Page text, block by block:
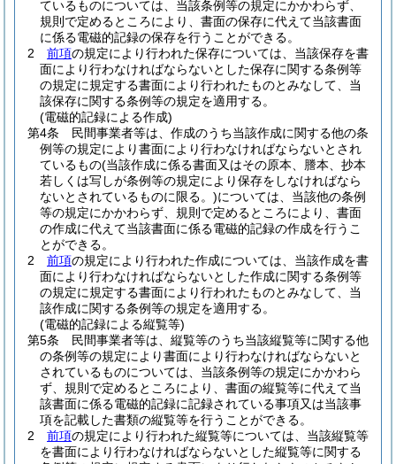
ているものについては、当該条例等の規定にかかわらず、
規則で定めるところにより、書面の保存に代えて当該書面
に係る電磁的記録の保存を行うことができる。
2
前項の規定により行われた保存については、当該保存を書
面により行わなければならないとした保存に関する条例等
の規定に規定する書面により行われたものとみなして、当
該保存に関する条例等の規定を適用する。
(電磁的記録による作成)
第4条
民間事業者等は、作成のうち当該作成に関する他の条
例等の規定により書面により行わなければならないとされ
ているもの(当該作成に係る書面又はその原本、謄本、抄本
若しくは写しが条例等の規定により保存をしなければなら
ないとされているものに限る。)については、当該他の条例
等の規定にかかわらず、規則で定めるところにより、書面
の作成に代えて当該書面に係る電磁的記録の作成を行うこ
とができる。
2
前項の規定により行われた作成については、当該作成を書
面により行わなければならないとした作成に関する条例等
の規定に規定する書面により行われたものとみなして、当
該作成に関する条例等の規定を適用する。
(電磁的記録による縦覧等)
第5条
民間事業者等は、縦覧等のうち当該縦覧等に関する他
の条例等の規定により書面により行わなければならないと
されているものについては、当該条例等の規定にかかわら
ず、規則で定めるところにより、書面の縦覧等に代えて当
該書面に係る電磁的記録に記録されている事項又は当該事
項を記載した書類の縦覧等を行うことができる。
2
前項の規定により行われた縦覧等については、当該縦覧等
を書面により行わなければならないとした縦覧等に関する